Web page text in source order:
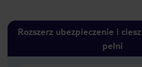
Rozszerz ubezpieczenie i
pełni